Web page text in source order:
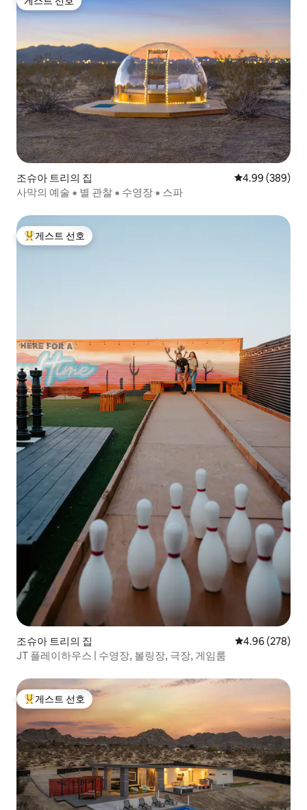
게스트 선호
조슈아 트리의 집 평점 4.99점(5
4.99 (389)
사막의 예술 ⁕ 별 관찰 ⁕ 수영장 ⁕ 스파
상위 게스트 선호
게스트 선호
조슈아 트리의 집 평점 4.96점(5
4.96 (278)
JT 플레이하우스 | 수영장, 볼링장, 극장, 게임룸
상위 게스트 선호
게스트 선호